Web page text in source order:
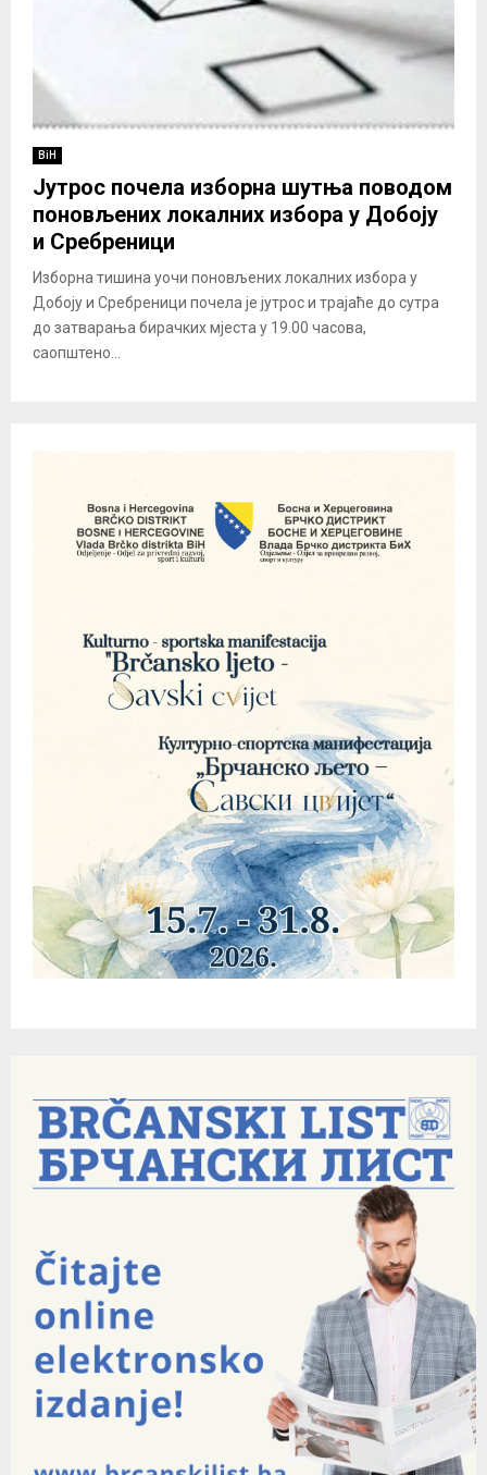
BiH
Јутрос почела изборна шутња поводом
поновљених локалних избора у Добоју
и Сребреници
Изборна тишина уочи поновљених локалних избора у
Добоју и Сребреници почела је јутрос и трајаће до сутра
до затварања бирачких мјеста у 19.00 часова,
саопштено...